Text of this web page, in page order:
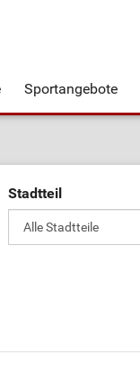
Sportangebote
Stadtteil